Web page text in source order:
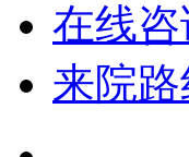
在线咨
来院